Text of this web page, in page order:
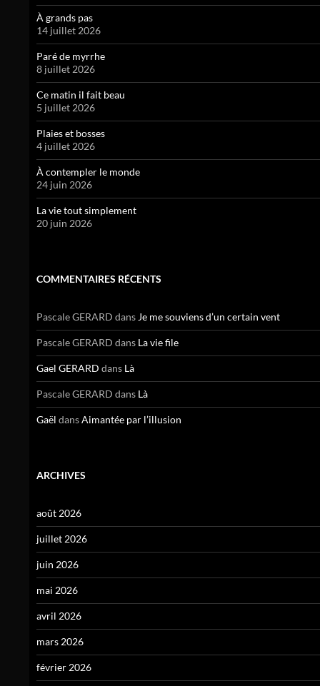
À grands pas
14 juillet 2026
Paré de myrrhe
8 juillet 2026
Ce matin il fait beau
5 juillet 2026
Plaies et bosses
4 juillet 2026
À contempler le monde
24 juin 2026
La vie tout simplement
20 juin 2026
COMMENTAIRES RÉCENTS
Pascale GERARD dansJe me souviens d’un certain vent
Pascale GERARD dans La vie file
Gael GERARD dans Là
Pascale GERARD dans Là
Gaël dansAimantée par l’illusion
ARCHIVES
août 2026
juillet 2026
juin 2026
mai 2026
avril 2026
mars 2026
février 2026